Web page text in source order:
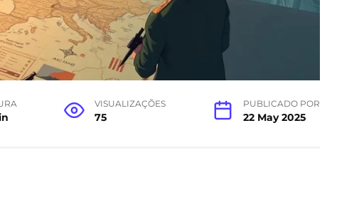
VISUALIZAÇÕES
75
PUBLICADO POR
22 May 2025